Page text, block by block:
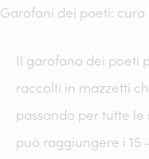
Garofani dei poeti:
Il garofano dei poeti
raccolti in mazzetti
passando per tutte le
può raggiungere i 15